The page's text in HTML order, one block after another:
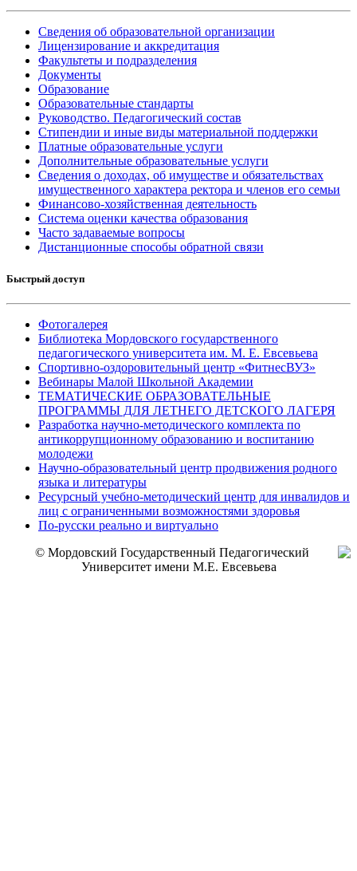
Сведения об образовательной организации
Лицензирование и аккредитация
Факультеты и подразделения
Документы
Образование
Образовательные стандарты
Руководство. Педагогический состав
Стипендии и иные виды материальной поддержки
Платные образовательные услуги
Дополнительные образовательные услуги
Сведения о доходах, об имуществе и обязательствах
имущественного характера ректора и членов его семьи
Финансово-хозяйственная деятельность
Система оценки качества образования
Часто задаваемые вопросы
Дистанционные способы обратной связи
Быстрый доступ
Фотогалерея
Библиотека Мордовского государственного
педагогического университета им. М. Е. Евсевьева
Спортивно-оздоровительный центр «ФитнесВУЗ»
Вебинары Малой Школьной Академии
ТЕМАТИЧЕСКИЕ ОБРАЗОВАТЕЛЬНЫЕ
ПРОГРАММЫ ДЛЯ ЛЕТНЕГО ДЕТСКОГО ЛАГЕРЯ
Разработка научно-методического комплекта по
антикоррупционному образованию и воспитанию
молодежи
Научно-образовательный центр продвижения родного
языка и литературы
Ресурсный учебно-методический центр для инвалидов и
лиц с ограниченными возможностями здоровья
По-русски реально и виртуально
© Мордовский Государственный Педагогический
Университет имени М.Е. Евсевьева